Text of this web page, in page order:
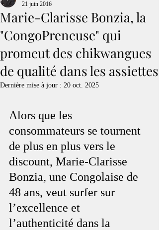
Marie-Clarisse Bonzia, la
"CongoPreneuse" qui
promeut des chikwangues
de qualité dans les assiettes
21 juin 2016
Dernière mise à jour : 20 oct. 2025
Alors que les
consommateurs se tournent
de plus en plus vers le
discount, Marie-Clarisse
Bonzia, une Congolaise de
48 ans, veut surfer sur
l’excellence et
l’authenticité dans la